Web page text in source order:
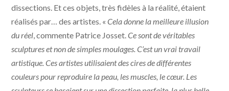
dissections. Et ces objets, très fidèles à la réalité, étaient
réalisés par… des artistes. «Cela donne la meilleure illusion
du réel , commente Patrice Josset.Ce sont de véritables
sculptures et non de simples moulages. C’est un vrai travail
artistique. Ces artistes utilisaient des cires de différentes
couleurs pour reproduire la peau, les muscles, le cœur. Les